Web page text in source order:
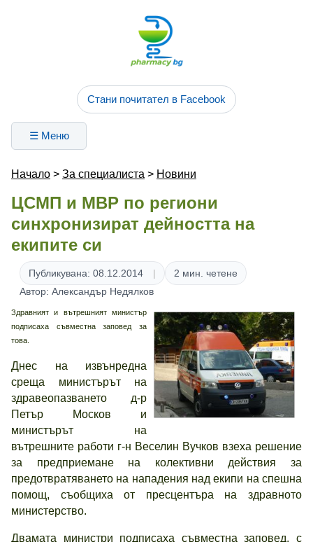
Стани почитател в Facebook
☰ Меню
Начало > За специалиста > Новини
ЦСМП и МВР по региони
синхронизират дейността на
екипите си
Публикувана: 08.12.2014
2 мин. четене
Автор: Александър Недялков
Здравният и вътрешният министър
подписаха съвместна заповед за
това.
Днес на извънредна
среща министърът на
здравеопазването д-р
Петър Москов и
министърът на
вътрешните работи г-н Веселин Вучков взеха решение
за предприемане на колективни действия за
предотвратяването на нападения над екипи на спешна
помощ, съобщиха от пресцентъра на здравното
министерство.
Двамата министри подписаха съвместна заповед, с